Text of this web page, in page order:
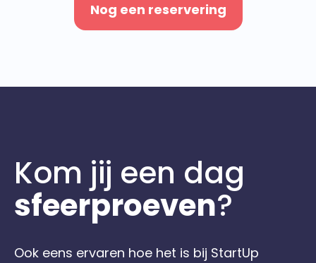
Nog een reservering
Kom jij een dag
sfeerproeven?
Ook eens ervaren hoe het is bij StartUp